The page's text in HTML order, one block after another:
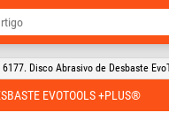
6177. Disco Abrasivo de Desbaste
EVOTOOLS +PLUS®